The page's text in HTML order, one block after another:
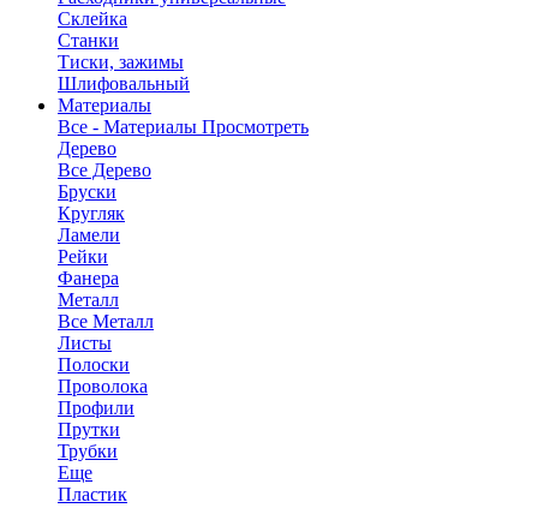
Склейка
Станки
Тиски, зажимы
Шлифовальный
Материалы
Все - Материалы Просмотреть
Дерево
Все Дерево
Бруски
Кругляк
Ламели
Рейки
Фанера
Металл
Все Металл
Листы
Полоски
Проволока
Профили
Прутки
Трубки
Еще
Пластик